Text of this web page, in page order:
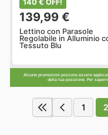
140 € OFF!
139,99 €
Lettino con Parasole
Regolabile in Alluminio
Tessuto Blu
Alcune promozioni possono essere
della tua posizione. Per
1 2